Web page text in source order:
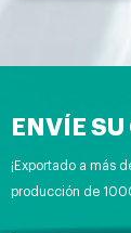
ENVÍE
¡Exportado a más
producción de